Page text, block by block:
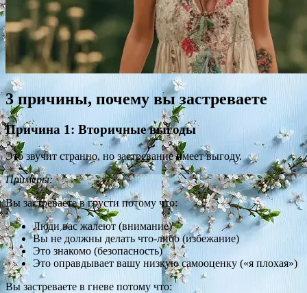
3 причины, почему вы застреваете
Причина 1: Вторичные выгоды
Это звучит странно, но застревание имеет выгоду.
Примеры:
Вы застреваете в грусти потому что:
Люди вас жалеют (внимание)
Вы не должны делать что-либо (избежание)
Это знакомо (безопасность)
Это оправдывает вашу низкую самооценку («я плохая»)
Вы застреваете в гневе потому что: